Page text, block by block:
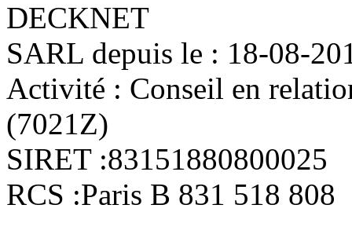
DECKNET
SARL depuis le : 18-08-
Activité : Conseil en
(7021Z)
SIRET :83151880800025
RCS :Paris B 831 518 808